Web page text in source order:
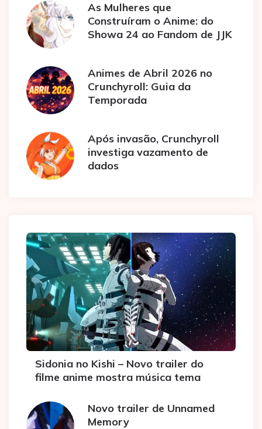
As Mulheres que
Construíram o Anime: do
Showa 24 ao Fandom de JJK
Animes de Abril 2026 no
Crunchyroll: Guia da
Temporada
Após invasão, Crunchyroll
investiga vazamento de
dados
Sidonia no Kishi – Novo trailer do
filme anime mostra música tema
Novo trailer de Unnamed
Memory